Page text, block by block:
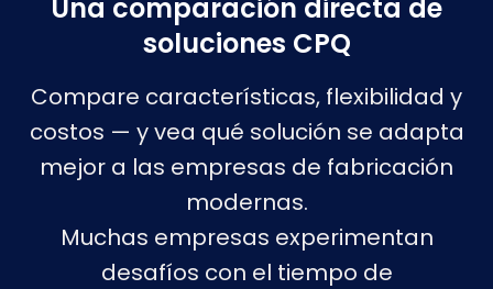
Una comparación directa de
soluciones CPQ
Compare características, flexibilidad y
costos — y vea qué solución se adapta
mejor a las empresas de fabricación
modernas.
Muchas empresas experimentan
desafíos con el tiempo de